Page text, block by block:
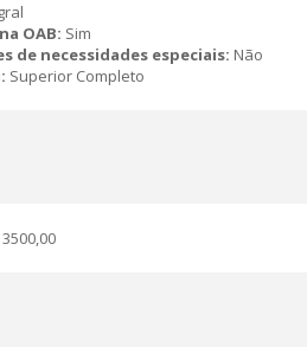
OAB: Sim
de necessidades especiais: Não
Superior Completo